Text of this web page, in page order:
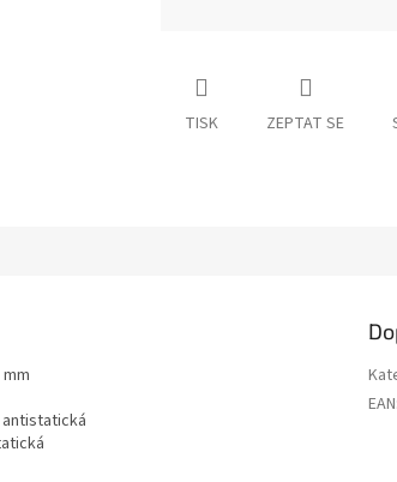
TISK ZEPTAT SE
EAN